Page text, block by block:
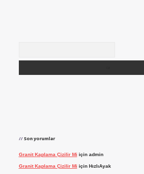
Son yorumlar
Granit Kaplama Çizilir Mi için admin
Granit Kaplama Çizilir Mi için HızlıAyak